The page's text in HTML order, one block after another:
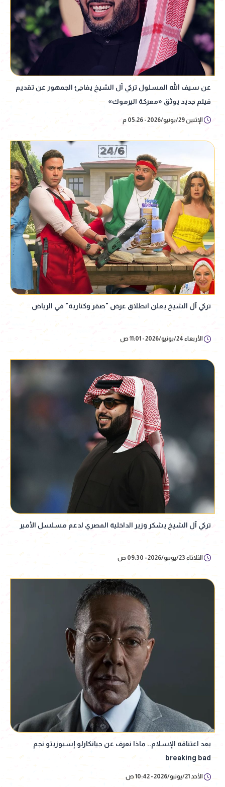
عن سيف الله المسلول تركي آل الشيخ يفاجئ الجمهور عن تقديم
فيلم جديد يوثق «معركة اليرموك»
الإثنين 29/يونيو/2026 - 05:26 م
تركي آل الشيخ يعلن انطلاق عرض "صقر وكنارية" في الرياض
الأربعاء 24/يونيو/2026 - 11:01 ص
تركي آل الشيخ يشكر وزير الداخلية المصري لدعم مسلسل الأمير
الثلاثاء 23/يونيو/2026 - 09:30 ص
بعد اعتناقه الإسلام.. ماذا نعرف عن جيانكارلو إسبوزيتو نجم
breaking bad
الأحد 21/يونيو/2026 - 10:42 ص